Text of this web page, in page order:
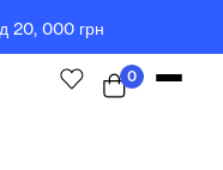
20, 000 грн
0